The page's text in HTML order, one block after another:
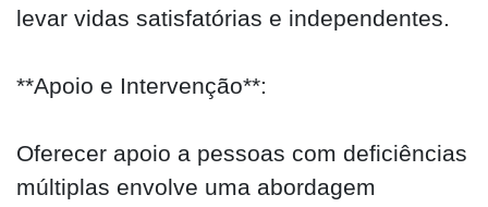
levar vidas satisfatórias e independentes.
**Apoio e Intervenção**:
Oferecer apoio a pessoas com deficiências
múltiplas envolve uma abordagem